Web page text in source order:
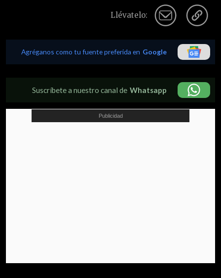
Llévatelo:
Agréganos como tu fuente preferida en Google
Suscríbete a nuestro canal de Whatsapp